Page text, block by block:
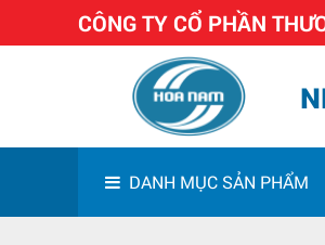
CÔNG TY CỔ PHẦN
DANH MỤC SẢN PHẨM